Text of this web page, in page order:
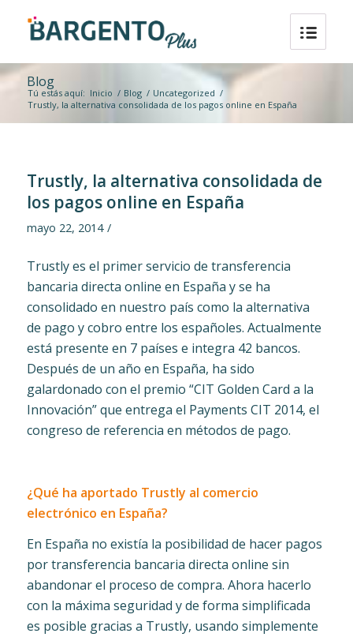
Blog
Tú estás aquí: Inicio / Blog / Uncategorized /
Trustly, la alternativa consolidada de los pagos online en España
Trustly, la alternativa consolidada de
los pagos online en España
mayo 22, 2014 /
Trustly es el primer servicio de transferencia
bancaria directa online en España y se ha
consolidado en nuestro país como la alternativa
de pago y cobro entre los españoles. Actualmente
está presente en 7 países e integra 42 bancos.
Después de un año en España, ha sido
galardonado con el premio “CIT Golden Card a la
Innovación” que entrega el Payments CIT 2014, el
congreso de referencia en métodos de pago.
¿Qué ha aportado Trustly al comercio
electrónico en España?
En España no existía la posibilidad de hacer pagos
por transferencia bancaria directa online sin
abandonar el proceso de compra. Ahora hacerlo
con la máxima seguridad y de forma simplificada
es posible gracias a Trustly, usando simplemente